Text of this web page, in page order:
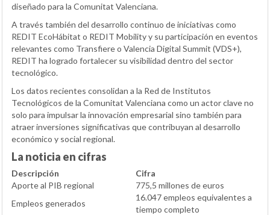
diseñado para la Comunitat Valenciana.
A través también del desarrollo continuo de iniciativas como
REDIT EcoHábitat o REDIT Mobility y su participación en eventos
relevantes como Transfiere o Valencia Digital Summit (VDS+),
REDIT ha logrado fortalecer su visibilidad dentro del sector
tecnológico.
Los datos recientes consolidan a la Red de Institutos
Tecnológicos de la Comunitat Valenciana como un actor clave no
solo para impulsar la innovación empresarial sino también para
atraer inversiones significativas que contribuyan al desarrollo
económico y social regional.
La noticia en cifras
Descripción
Cifra
Aporte al PIB regional
775,5 millones de euros
Empleos generados
16.047 empleos equivalentes a
tiempo completo